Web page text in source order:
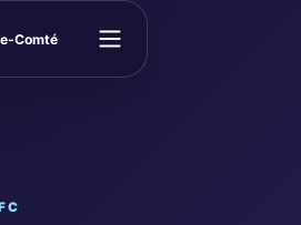
Comté
Ouvrir le menu